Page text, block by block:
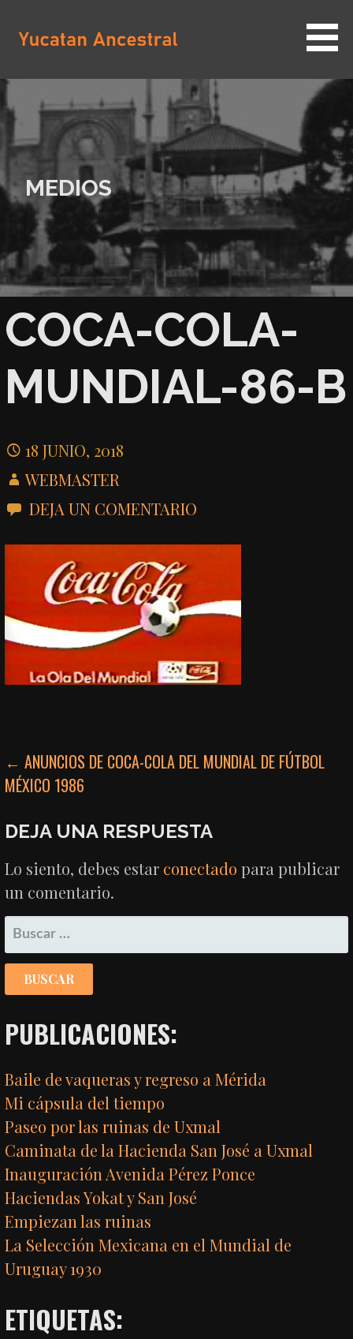
contenido
YUCATAN ANCESTRAL
MEDIOS
COCA-COLA-
MUNDIAL-86-B
18 JUNIO, 2018
WEBMASTER
DEJA UN COMENTARIO
NAVEGACIÓN
DE
ENTRADAS
← ANUNCIOS DE COCA-COLA DEL MUNDIAL DE FÚTBOL
MÉXICO 1986
DEJA UNA RESPUESTA
Lo siento, debes estar conectado para publicar
un comentario.
BUSCAR:
PUBLICACIONES:
Baile de vaqueras y regreso a Mérida
Mi cápsula del tiempo
Paseo por las ruinas de Uxmal
Caminata de la Hacienda San José a Uxmal
Inauguración Avenida Pérez Ponce
Haciendas Yokat y San José
Empiezan las ruinas
La Selección Mexicana en el Mundial de
Uruguay 1930
ETIQUETAS: